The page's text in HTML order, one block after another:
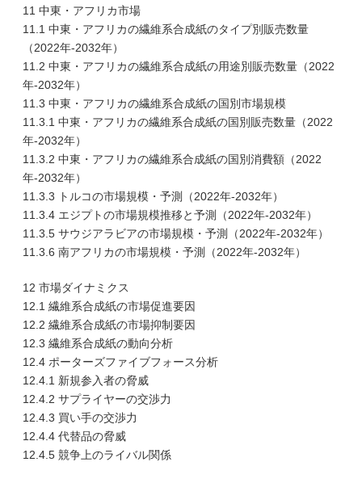
11 中東・アフリカ市場
11.1 中東・アフリカの繊維系合成紙のタイプ別販売数量
（2022年-2032年）
11.2 中東・アフリカの繊維系合成紙の用途別販売数量（2022
年-2032年）
11.3 中東・アフリカの繊維系合成紙の国別市場規模
11.3.1 中東・アフリカの繊維系合成紙の国別販売数量（2022
年-2032年）
11.3.2 中東・アフリカの繊維系合成紙の国別消費額（2022
年-2032年）
11.3.3 トルコの市場規模・予測（2022年-2032年）
11.3.4 エジプトの市場規模推移と予測（2022年-2032年）
11.3.5 サウジアラビアの市場規模・予測（2022年-2032年）
11.3.6 南アフリカの市場規模・予測（2022年-2032年）
12 市場ダイナミクス
12.1 繊維系合成紙の市場促進要因
12.2 繊維系合成紙の市場抑制要因
12.3 繊維系合成紙の動向分析
12.4 ポーターズファイブフォース分析
12.4.1 新規参入者の脅威
12.4.2 サプライヤーの交渉力
12.4.3 買い手の交渉力
12.4.4 代替品の脅威
12.4.5 競争上のライバル関係